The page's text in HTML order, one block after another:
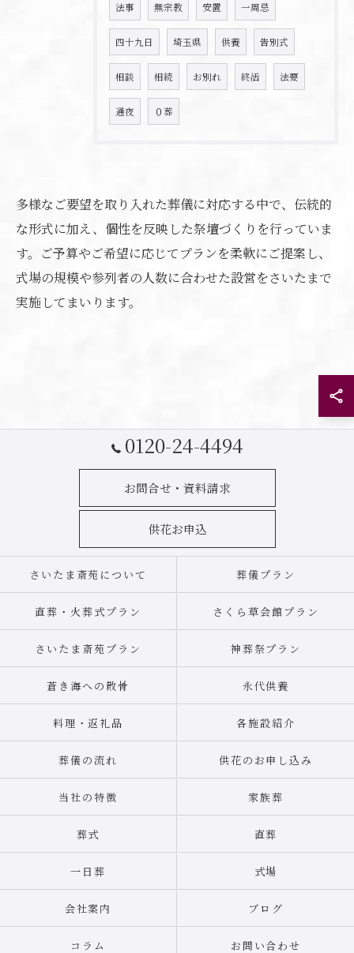
法事 無宗教 安置 一周忌
四十九日 埼玉県 供養 告別式
相談 相続 お別れ 終活 法要
通夜 ０葬
多様なご要望を取り入れた葬儀に対応する中で、伝統的
な形式に加え、個性を反映した祭壇づくりを行っていま
す。ご予算やご希望に応じてプランを柔軟にご提案し、
式場の規模や参列者の人数に合わせた設営をさいたまで
実施してまいります。
0120-24-4494
お問合せ・資料請求
供花お申込
さいたま斎苑について 葬儀プラン
直葬・火葬式プラン さくら草会館プラン
さいたま斎苑プラン 神葬祭プラン
蒼き海への散骨 永代供養
料理・返礼品 各施設紹介
葬儀の流れ 供花のお申し込み
当社の特徴 家族葬
葬式 直葬
一日葬 式場
会社案内 ブログ
コラム お問い合わせ